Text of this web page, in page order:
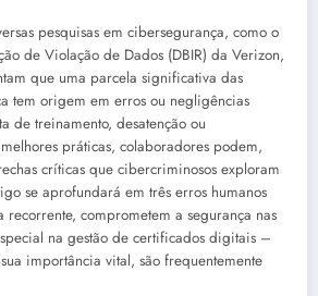
pesquisas em cibersegurança, como o
de Violação de Dados (DBIR) da Verizon,
que uma parcela significativa das
tem origem em erros ou negligências
de treinamento, desatenção ou
práticas, colaboradores podem,
críticas que cibercriminosos exploram
se aprofundará em três erros humanos
comprometem a segurança nas
na gestão de certificados digitais –
importância vital, são frequentemente